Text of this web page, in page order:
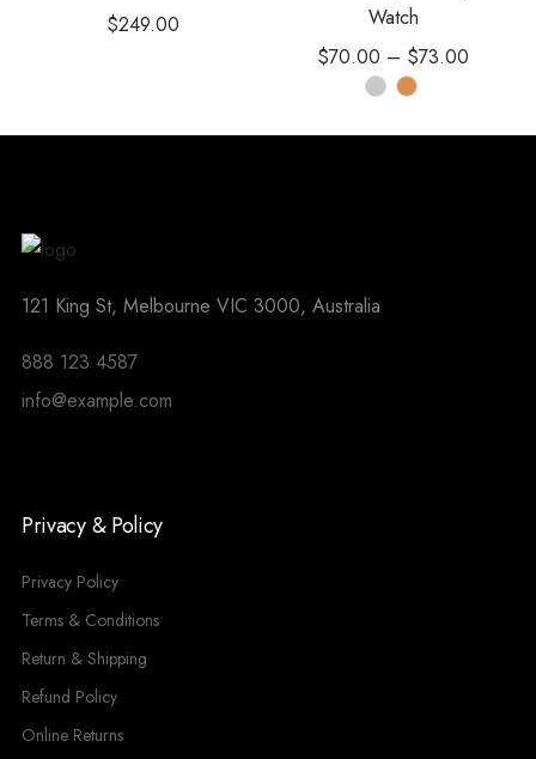
$249.00
Watch
$70.00 – $73.00
121 King St, Melbourne VIC 3000, Australia
888 123 4587
info@example.com
Privacy & Policy
Privacy Policy
Terms & Conditions
Return & Shipping
Refund Policy
Online Returns